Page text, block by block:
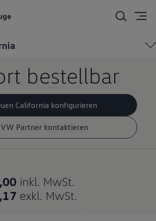
neue
bestellbar
California konfigurieren
VW Partner kontaktieren
inkl. MwSt.
exkl. MwSt.